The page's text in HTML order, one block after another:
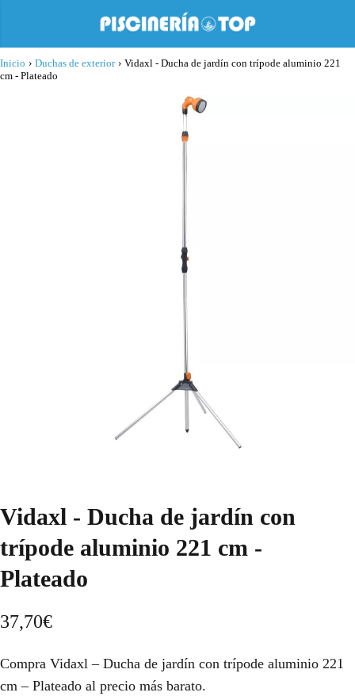
Inicio › Duchas de exterior › Vidaxl - Ducha de jardín con trípode aluminio 221
cm - Plateado
Vidaxl - Ducha de jardín con
trípode aluminio 221 cm -
Plateado
37,70€
Compra Vidaxl – Ducha de jardín con trípode aluminio 221
cm – Plateado al precio más barato.